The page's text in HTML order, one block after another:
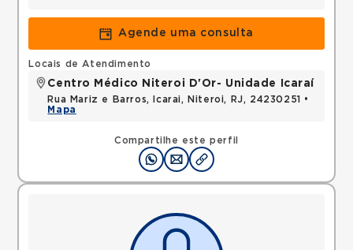
Agende uma consulta
Compartilhe este perfil
Locais de Atendimento
Centro Médico Niteroi D'Or- Unidade Icaraí
Rua Mariz e Barros, Icarai, Niteroi, RJ, 24230251 •
Mapa